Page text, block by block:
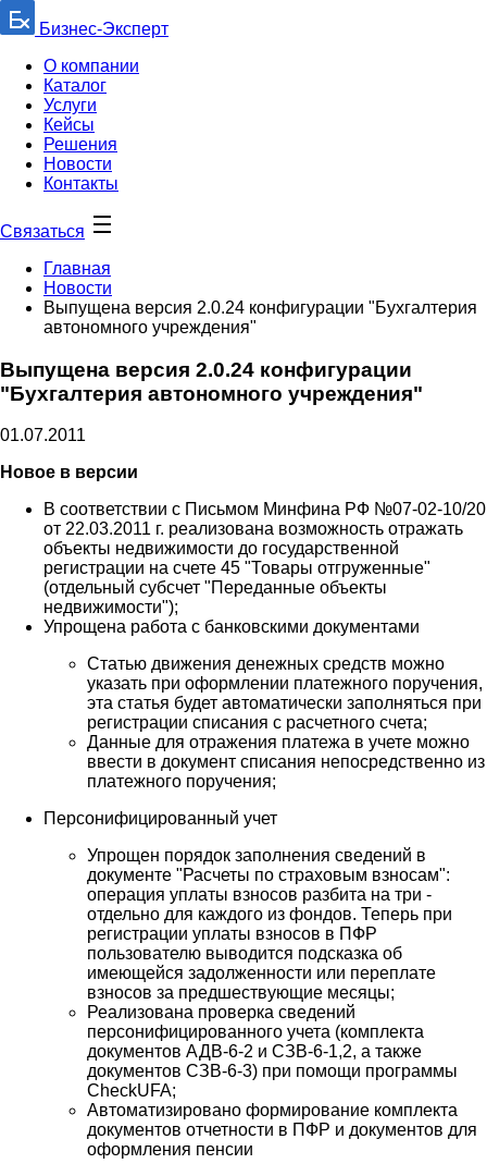
Бизнес-Эксперт
О компании
Каталог
Услуги
Кейсы
Решения
Новости
Контакты
Связаться
Главная
Новости
Выпущена версия 2.0.24 конфигурации "Бухгалтерия
автономного учреждения"
Выпущена версия 2.0.24 конфигурации
"Бухгалтерия автономного учреждения"
01.07.2011
Новое в версии
В соответствии с Письмом Минфина РФ №07-02-10/20
от 22.03.2011 г. реализована возможность отражать
объекты недвижимости до государственной
регистрации на счете 45 "Товары отгруженные"
(отдельный субсчет "Переданные объекты
недвижимости");
Упрощена работа с банковскими документами
Статью движения денежных средств можно
указать при оформлении платежного поручения,
эта статья будет автоматически заполняться при
регистрации списания с расчетного счета;
Данные для отражения платежа в учете можно
ввести в документ списания непосредственно из
платежного поручения;
Персонифицированный учет
Упрощен порядок заполнения сведений в
документе "Расчеты по страховым взносам":
операция уплаты взносов разбита на три -
отдельно для каждого из фондов. Теперь при
регистрации уплаты взносов в ПФР
пользователю выводится подсказка об
имеющейся задолженности или переплате
взносов за предшествующие месяцы;
Реализована проверка сведений
персонифицированного учета (комплекта
документов АДВ-6-2 и СЗВ-6-1,2, а также
документов СЗВ-6-3) при помощи программы
CheckUFA;
Автоматизировано формирование комплекта
документов отчетности в ПФР и документов для
оформления пенсии